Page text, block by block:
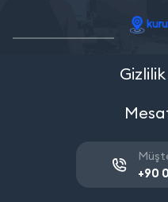
+90